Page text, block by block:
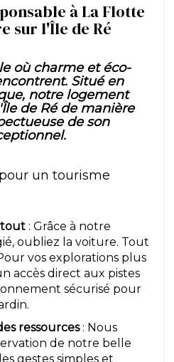
à La Flotte
sur l'Île de Ré
où charme et éco-
Situé en
notre logement
de Ré de manière
de son
un tourisme
tout : Grâce à notre
oubliez la voiture. Tout
vos explorations plus
accès direct aux pistes
sécurisé pour
ressources: Nous
de notre belle
gestes simples et